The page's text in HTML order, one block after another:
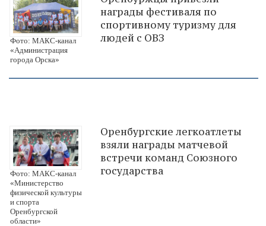
Фото: МАКС-канал
«Администрация
города Орска»
награды фестиваля по
спортивному туризму для
людей с ОВЗ
Фото: МАКС-канал
«Министерство
физической культуры
и спорта
Оренбургской
области»
Оренбургские легкоатлеты
взяли награды матчевой
встречи команд Союзного
государства